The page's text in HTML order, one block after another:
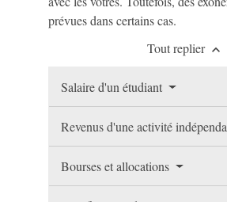
prévues dans certains cas.
Tout replier keyboard_arrow_up
Salaire d'un étudiant
Revenus d'une activité
Bourses et allocations